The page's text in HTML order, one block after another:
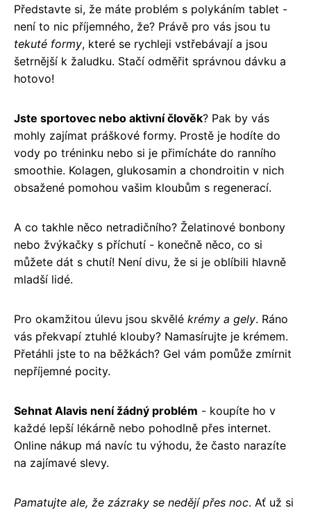
Představte si, že máte problém s polykáním tablet -
není to nic příjemného, že? Právě pro vás jsou tu
tekuté formy, které se rychleji vstřebávají a jsou
šetrnější k žaludku. Stačí odměřit správnou dávku a
hotovo!
Jste sportovec nebo aktivní člověk? Pak by vás
mohly zajímat práškové formy. Prostě je hodíte do
vody po tréninku nebo si je přimícháte do ranního
smoothie. Kolagen, glukosamin a chondroitin v nich
obsažené pomohou vašim kloubům s regenerací.
A co takhle něco netradičního? Želatinové bonbony
nebo žvýkačky s příchutí - konečně něco, co si
můžete dát s chutí! Není divu, že si je oblíbili hlavně
mladší lidé.
Pro okamžitou úlevu jsou skvělé krémy a gely. Ráno
vás překvapí ztuhlé klouby? Namasírujte je krémem.
Přetáhli jste to na běžkách? Gel vám pomůže zmírnit
nepříjemné pocity.
Sehnat Alavis není žádný problém - koupíte ho v
každé lepší lékárně nebo pohodlně přes internet.
Online nákup má navíc tu výhodu, že často narazíte
na zajímavé slevy.
Pamatujte ale, že zázraky se nedějí přes noc. Ať už si